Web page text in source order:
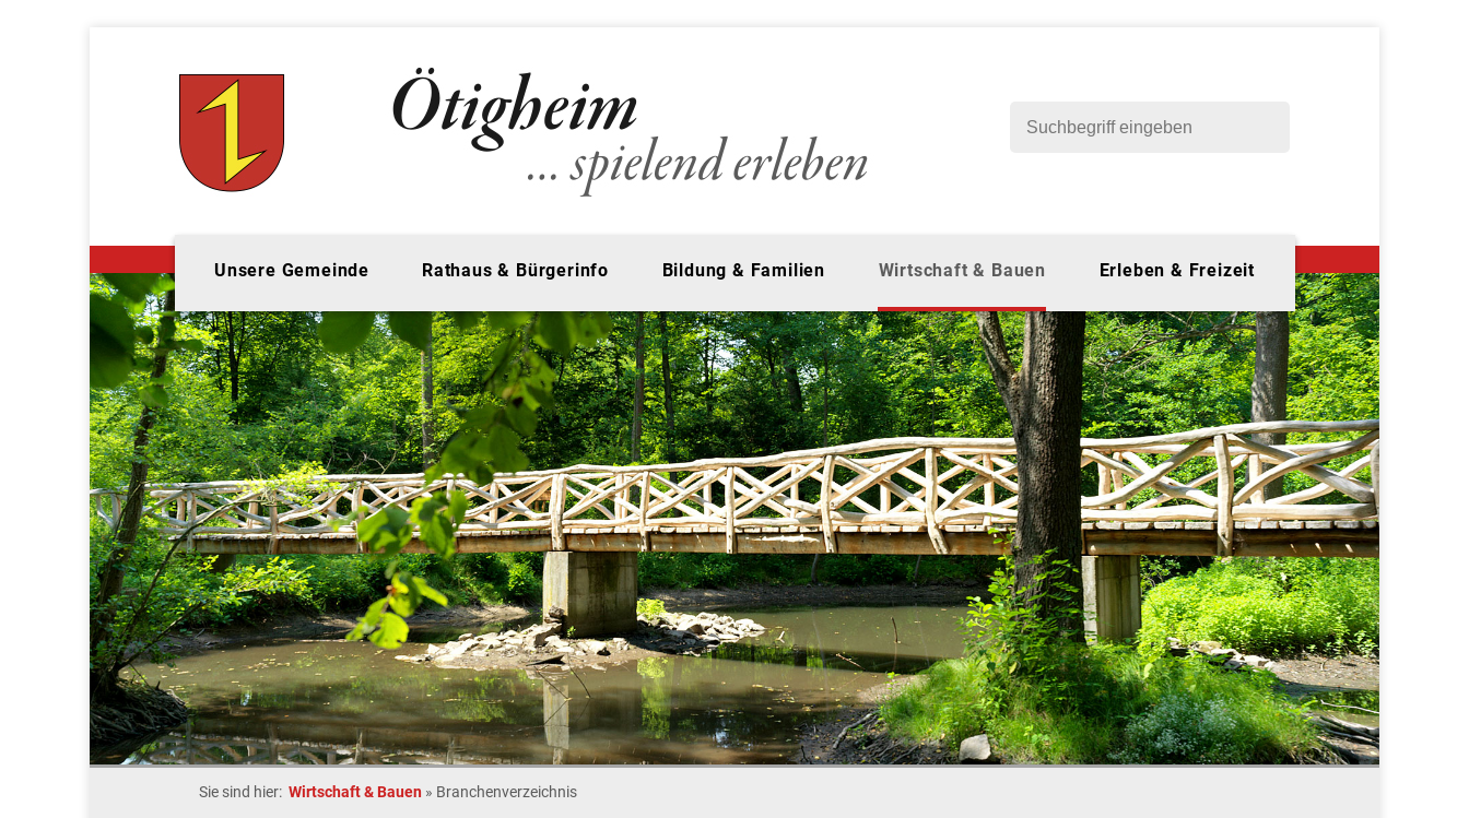
Unsere Gemeinde Rathaus & Bürgerinfo Bildung & Familien Wirtschaft & Bauen Erleben & Freizeit
Sie sind hier: Wirtschaft & Bauen » Branchenverzeichnis